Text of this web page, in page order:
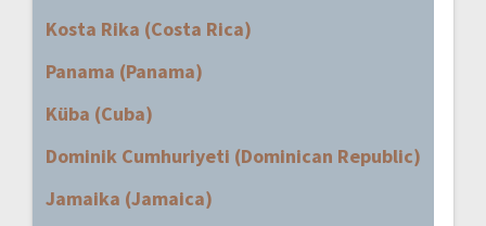
Kosta Rika (Costa Rica)
Panama (Panama)
Küba (Cuba)
Dominik Cumhuriyeti (Dominican Republic)
Jamaika (Jamaica)